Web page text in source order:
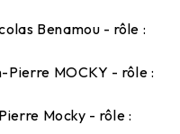
Benamou - rôle :
Pierre MOCKY - rôle :
Mocky - rôle :